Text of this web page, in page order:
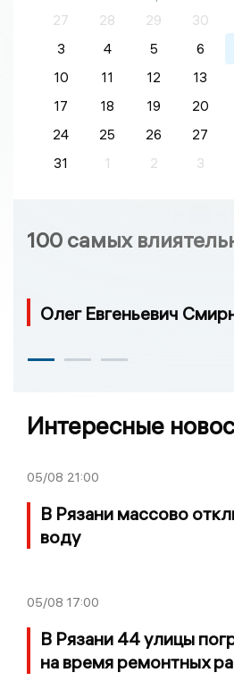
27
28 29 30
3
4 5 6
10
11 12 13
17
18 19 20
24
25 26 27
31
1 2 3
100 самых
Олег Евгеньевич
Интересные
05/08 21:00
В Рязани массово
воду
05/08 17:00
В Рязани 44 улицы
на время ремонтных